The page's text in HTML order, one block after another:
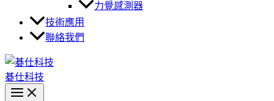
力覺感測器
技術應用
聯絡我們
碁仕科技